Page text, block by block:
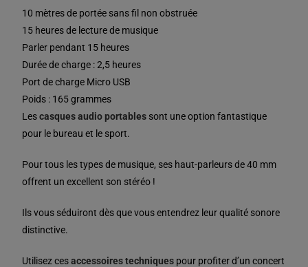
10 mètres de portée sans fil non obstruée
15 heures de lecture de musique
Parler pendant 15 heures
Durée de charge : 2,5 heures
Port de charge Micro USB
Poids : 165 grammes
Lescasques audio portables sont une option fantastique
pour le bureau et le sport.
Pour tous les types de musique, ses haut-parleurs de 40 mm
offrent un excellent son stéréo !
Ils vous séduiront dès que vous entendrez leur qualité sonore
distinctive.
Utilisez cesaccessoires techniques pour profiter d’un concert